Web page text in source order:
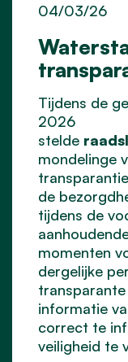
04/03/26
Tijdens de
2026
stelde
mondelinge
de
tijdens de
momenten
dergelijke
informatie
correct te
veiligheid te